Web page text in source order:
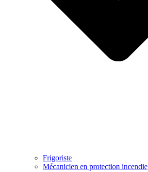
Frigoriste
Mécanicien en protection incendie